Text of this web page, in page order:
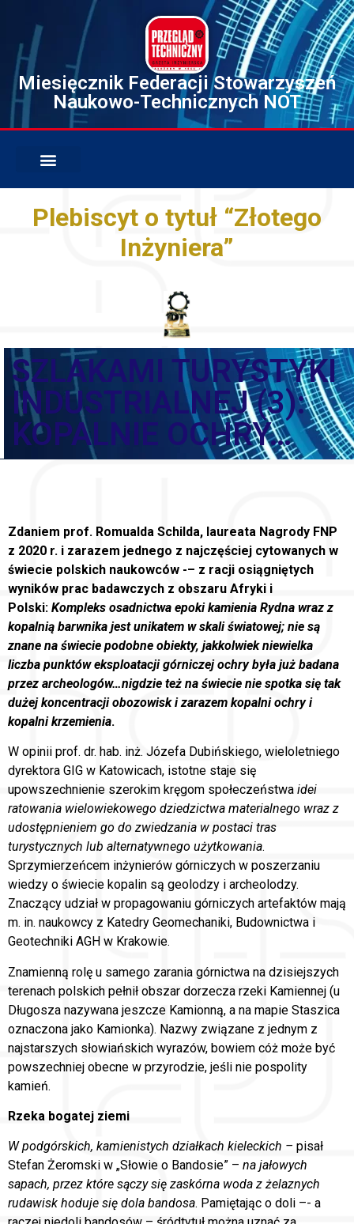
Miesięcznik Federacji Stowarzyszeń
Naukowo-Technicznych NOT
Plebiscyt o tytuł “Złotego
Inżyniera”
SZLAKAMI TURYSTYKI
INDUSTRIALNEJ (3):
KOPALNIE OCHRY…
Zdaniem prof. Romualda Schilda, laureata Nagrody FNP
z 2020 r. i zarazem jednego z najczęściej cytowanych w
świecie polskich naukowców -– z racji osiągniętych
wyników prac badawczych z obszaru Afryki i
Polski: Kompleks osadnictwa epoki kamienia Rydna wraz z
kopalnią barwnika jest unikatem w skali światowej; nie są
znane na świecie podobne obiekty, jakkolwiek niewielka
liczba punktów eksploatacji górniczej ochry była już badana
przez archeologów…nigdzie też na świecie nie spotka się tak
dużej koncentracji obozowisk i zarazem kopalni ochry i
kopalni krzemienia.
W opinii prof. dr. hab. inż. Józefa Dubińskiego, wieloletniego
dyrektora GIG w Katowicach, istotne staje się
upowszechnienie szerokim kręgom społeczeństwa idei
ratowania wielowiekowego dziedzictwa materialnego wraz z
udostępnieniem go do zwiedzania w postaci tras
turystycznych lub alternatywnego użytkowania.
Sprzymierzeńcem inżynierów górniczych w poszerzaniu
wiedzy o świecie kopalin są geolodzy i archeolodzy.
Znaczący udział w propagowaniu górniczych artefaktów mają
m. in. naukowcy z Katedry Geomechaniki, Budownictwa i
Geotechniki AGH w Krakowie.
Znamienną rolę u samego zarania górnictwa na dzisiejszych
terenach polskich pełnił obszar dorzecza rzeki Kamiennej (u
Długosza nazywana jeszcze Kamionną, a na mapie Staszica
oznaczona jako Kamionka). Nazwy związane z jednym z
najstarszych słowiańskich wyrazów, bowiem cóż może być
powszechniej obecne w przyrodzie, jeśli nie pospolity
kamień.
Rzeka bogatej ziemi
W podgórskich, kamienistych działkach kieleckich – pisał
Stefan Żeromski w „Słowie o Bandosie” – na jałowych
sapach, przez które sączy się zaskórna woda z żelaznych
rudawisk hoduje się dola bandosa. Pamiętając o doli –- a